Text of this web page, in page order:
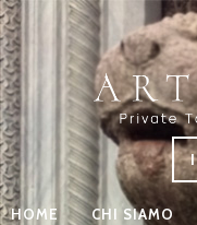
HOME CHI SIAMO